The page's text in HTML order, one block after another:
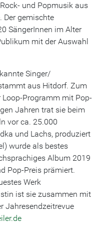
und Popmusik aus
Der gemischte
SängerInnen im Alter
mit der Auswahl
Singer/
aus Hitdorf. Zum
Programm mit Pop-
Jahren trat sie beim
vor ca. 25.000
und Lachs, produziert
wurde als bestes
Album 2019
Pop-Preis prämiert.
Werk
ist sie zusammen mit
Jahresendzeitrevue